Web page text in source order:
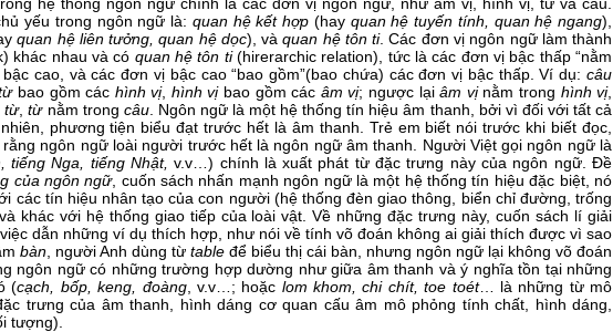
yếu trong ngôn ngữ là: quan hệ kết hợp (hay quan hệ tuyến tính, quan hệ ngang),
quan hệ liên tưởng, quan hệ dọc), vàquan hệ tôn ti. Các đơn vị ngôn ngữ làm thành
khác nhau và có quan hệ tôn ti(hirerarchic relation), tức là các đơn vị bậc thấp “nằm
cao, và các đơn vị bậc cao “bao gồm”(bao chứa) các đơn vị bậc thấp. Ví dụ: câu
bao gồm các hình vị, hình vịbao gồm các âm vị; ngược lạiâm vịnằm trong hình vị,
từ,từ nằm trong câu. Ngôn ngữ là một hệ thống tín hiệu âm thanh, bởi vì đối với tất cả
phương tiện biểu đạt trước hết là âm thanh. Trẻ em biết nói trước khi biết đọc,
ngôn ngữ loài người trước hết là ngôn ngữ âm thanh. Người Việt gọi ngôn ngữ là
tiếng Nga, tiếng Nhật,v.v…) chính là xuất phát từ đặc trưng này của ngôn ngữ. Đề
của ngôn ngữ, cuốn sách nhấn mạnh ngôn ngữ là một hệ thống tín hiệu đặc biệt, nó
các tín hiệu nhân tạo của con người (hệ thống đèn giao thông, biển chỉ đường, trống
khác với hệ thống giao tiếp của loài vật. Về những đặc trưng này, cuốn sách lí giải
dẫn những ví dụ thích hợp, như nói về tính võ đoán không ai giải thích được vì sao
bàn , người Anh dùng từ table để biểu thị cái bàn, nhưng ngôn ngữ lại không võ đoán
ngôn ngữ có những trường hợp dường như giữa âm thanh và ý nghĩa tồn tại những
(cạch, bốp, keng, đoàng, v.v…; hoặc lom khom, chi chít, toe toét… là những từ mô
trưng của âm thanh, hình dáng cơ quan cấu âm mô phỏng tính chất, hình dáng,
tượng).